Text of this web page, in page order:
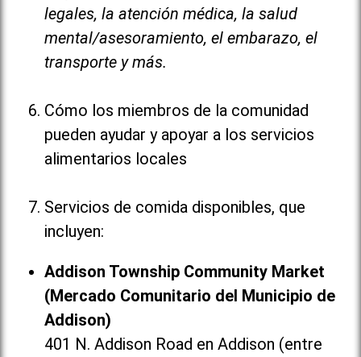
legales, la atención médica, la salud
mental/asesoramiento, el embarazo, el
transporte y más.
Cómo los miembros de la comunidad
pueden ayudar y apoyar a los servicios
alimentarios locales
Servicios de comida disponibles, que
incluyen:
Addison Township Community Market
(Mercado Comunitario del Municipio de
Addison)
401 N. Addison Road en Addison (entre